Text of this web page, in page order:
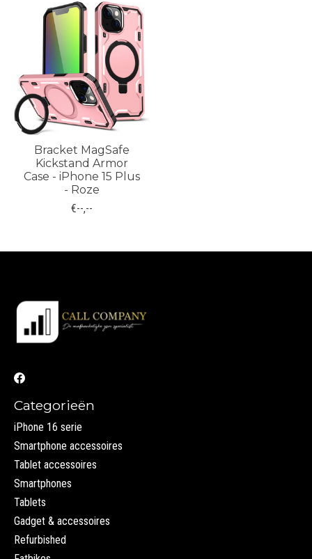
Items van productcarrousel
Bracket MagSafe
Kickstand Armor
Case - iPhone 15 Plus
- Roze
€--,--
Categorieën
iPhone 16 serie
Smartphone accessoires
Tablet accessoires
Smartphones
Tablets
Gadget & accessoires
Refurbished